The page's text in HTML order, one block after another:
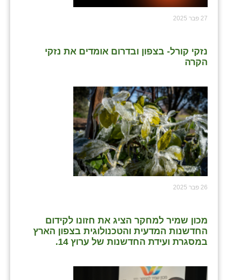
27 פבר 2025
נזקי קורל- בצפון ובדרום אומדים את נזקי
הקרה
26 פבר 2025
מכון שמיר למחקר הציג את חזונו לקידום
החדשנות המדעית והטכנולוגית בצפון הארץ
במסגרת ועידת החדשנות של ערוץ 14.